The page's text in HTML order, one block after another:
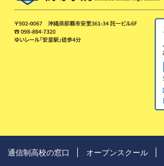
通信制高校の窓口 オープンスクール